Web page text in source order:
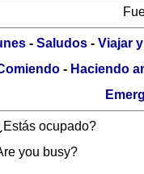
- Saludos- Viajar
- Haciendo
ocupado?
you busy?